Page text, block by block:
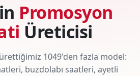
Promosyon
Üreticisi
1049'den fazla model:
buzdolabı saatleri, ayetli